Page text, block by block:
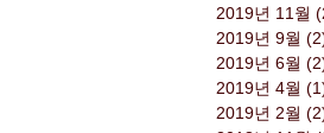
2019년 11월
2019년 9월
2019년 6월
2019년 4월
2019년 2월